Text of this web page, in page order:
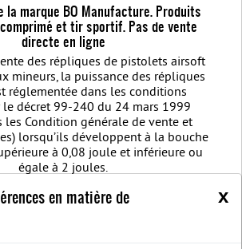
marque BO Manufacture. Produits
et tir sportif. Pas de vente
directe en ligne
des répliques de pistolets airsoft
mineurs, la puissance des répliques
réglementée dans les conditions
décret 99-240 du 24 mars 1999
les Condition générale de vente et
lorsqu’ils développent à la bouche
à 0,08 joule et inférieure ou
égale à 2 joules.
choisir sa réplique airsoft quand vous débutez ?
: Retrouver les dernières nouveautés d'arme
en matière de
x